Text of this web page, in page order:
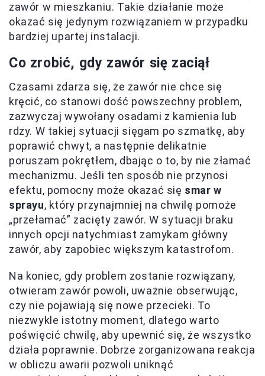
zawór w mieszkaniu. Takie działanie może
okazać się jedynym rozwiązaniem w przypadku
bardziej upartej instalacji.
Co zrobić, gdy zawór się zaciął
Czasami zdarza się, że zawór nie chce się
kręcić, co stanowi dość powszechny problem,
zazwyczaj wywołany osadami z kamienia lub
rdzy. W takiej sytuacji sięgam po szmatkę, aby
poprawić chwyt, a następnie delikatnie
poruszam pokrętłem, dbając o to, by nie złamać
mechanizmu. Jeśli ten sposób nie przynosi
efektu, pomocny może okazać się smar w
sprayu, który przynajmniej na chwilę pomoże
„przełamać” zacięty zawór. W sytuacji braku
innych opcji natychmiast zamykam główny
zawór, aby zapobiec większym katastrofom.
Na koniec, gdy problem zostanie rozwiązany,
otwieram zawór powoli, uważnie obserwując,
czy nie pojawiają się nowe przecieki. To
niezwykle istotny moment, dlatego warto
poświęcić chwilę, aby upewnić się, że wszystko
działa poprawnie. Dobrze zorganizowana reakcja
w obliczu awarii pozwoli uniknąć